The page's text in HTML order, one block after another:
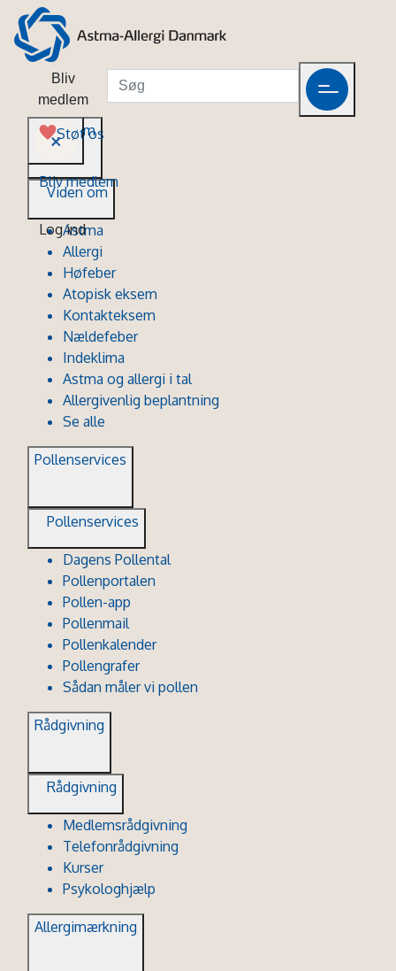
Bliv
medlem
Støt os
Bliv medlem
Log ind
Viden om
Viden om
Astma
Allergi
Høfeber
Atopisk eksem
Kontakteksem
Nældefeber
Indeklima
Astma og allergi i tal
Allergivenlig beplantning
Se alle
Pollenservices
Pollenservices
Dagens Pollental
Pollenportalen
Pollen-app
Pollenmail
Pollenkalender
Pollengrafer
Sådan måler vi pollen
Rådgivning
Rådgivning
Medlemsrådgivning
Telefonrådgivning
Kurser
Psykologhjælp
Allergimærkning